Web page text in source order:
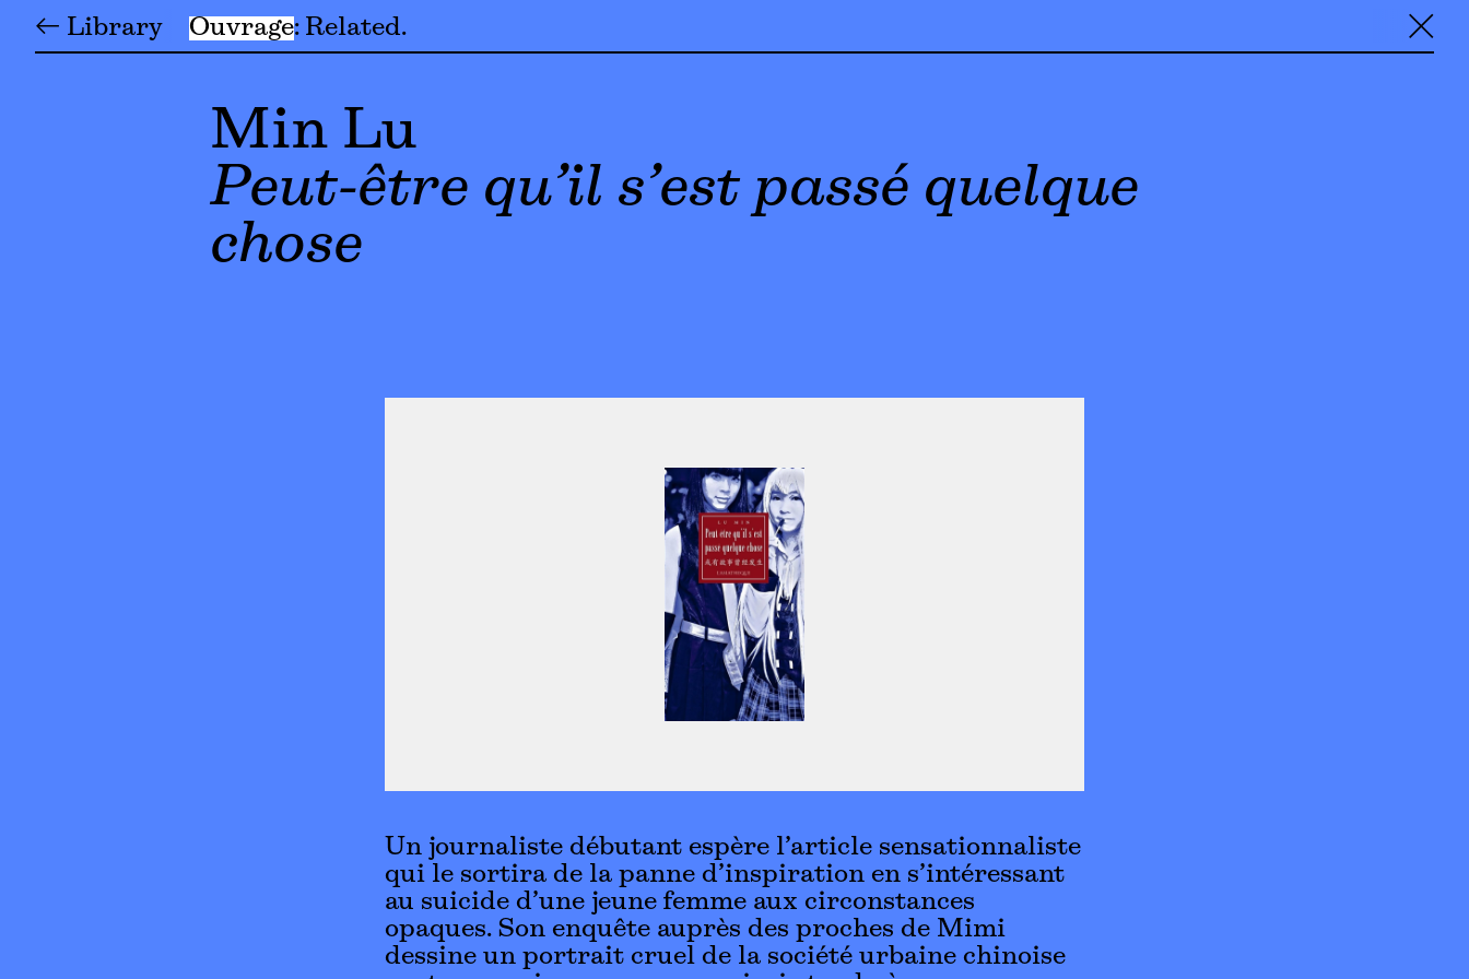
← Library Ouvrage Related ╳
Min Lu
Peut-être qu’il s’est passé quelque
chose
Un journaliste débutant espère l’article sensationnaliste
qui le sortira de la panne d’inspiration en s’intéressant
au suicide d’une jeune femme aux circonstances
opaques. Son enquête auprès des proches de Mimi
dessine un portrait cruel de la société urbaine chinoise